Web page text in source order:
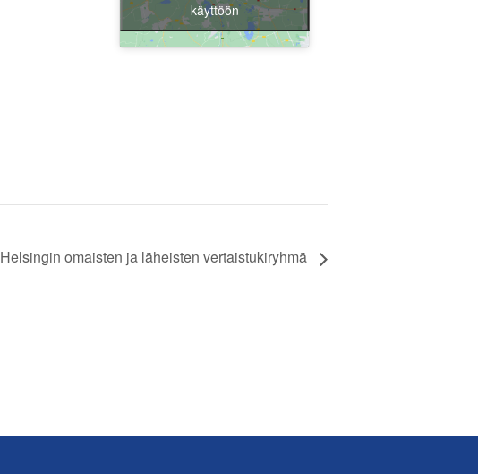
käyttöön
Helsingin omaisten ja läheisten vertaistukiryhmä